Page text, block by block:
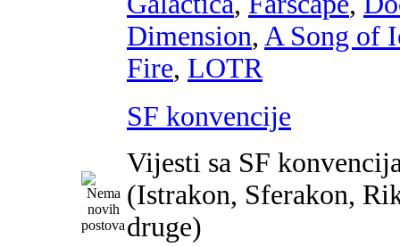
Dimension, A Song of
Fire, LOTR
SF konvencije
Vijesti sa SF
(Istrakon, Sferakon,
druge)